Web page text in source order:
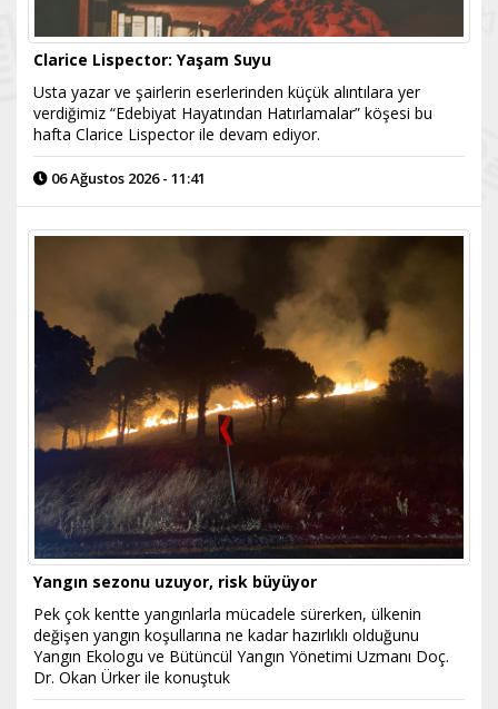
Clarice Lispector: Yaşam Suyu
Usta yazar ve şairlerin eserlerinden küçük alıntılara yer
verdiğimiz “Edebiyat Hayatından Hatırlamalar” köşesi bu
hafta Clarice Lispector ile devam ediyor.
06 Ağustos 2026 - 11:41
Yangın sezonu uzuyor, risk büyüyor
Pek çok kentte yangınlarla mücadele sürerken, ülkenin
değişen yangın koşullarına ne kadar hazırlıklı olduğunu
Yangın Ekologu ve Bütüncül Yangın Yönetimi Uzmanı Doç.
Dr. Okan Ürker ile konuştuk